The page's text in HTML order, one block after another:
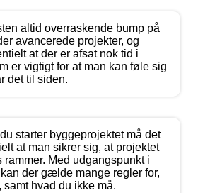
altid overraskende bump på
avancerede projekter, og
at der er afsat nok tid i
er vigtigt for at man kan føle sig
det til siden.
starter byggeprojektet må det
at man sikrer sig, at projektet
rammer. Med udgangspunkt i
der gælde mange regler for,
samt hvad du ikke må.